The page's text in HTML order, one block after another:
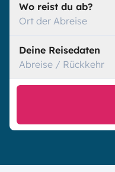
Wo reist du ab?
Ort der Abreise
Deine Reisedaten
Abreise / Rückkehr